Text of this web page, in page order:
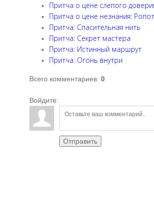
Притча о цене слепого
Притча о цене незнания:
Притча: Спасительная нить
Притча: Секрет мастера
Притча: Истинный маршрут
Притча: Огонь внутри
Всего комментариев: 0
Войдите:
Отправить